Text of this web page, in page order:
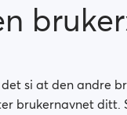
si at den andre
brukernavnet ditt.